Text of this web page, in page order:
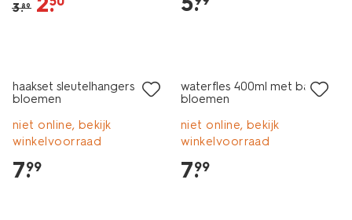
3.89
haakset sleutelhangers
bloemen
niet online, bekijk
winkelvoorraad
7.
99
waterfles 400ml met bandje
bloemen
niet online, bekijk
winkelvoorraad
7.
99